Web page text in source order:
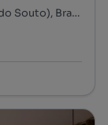
Braga (São José de São Lázaro e São João do Souto), Braga, Braga